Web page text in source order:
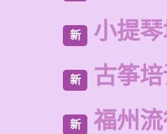
新 小提
新 古筝
新 福州